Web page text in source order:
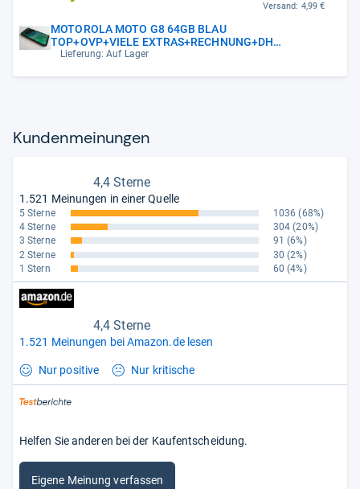
MOTOROLA MOTO G8 64GB BLAU
TOP+OVP+VIELE EXTRAS+RECHNUNG+DHL
VERSAND
Lieferung: Auf Lager
Versand: 4,99 €
Kun­den­mei­nun­gen
4,4 Sterne
1.521 Meinungen in einer Quelle
5 Sterne 1036 (68%)
4 Sterne
304 (20%)
3 Sterne
91 (6%)
2 Sterne
30 (2%)
1 Stern
60 (4%)
4,4 Sterne
1.521 Meinungen bei Amazon.de lesen
Nur positive Nur kritische
Helfen Sie anderen bei der Kaufentscheidung.
Eigene Meinung verfassen